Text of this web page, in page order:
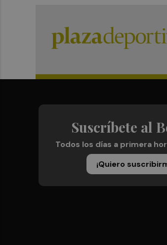
Suscríbete al
Todos los días a primera
¡Quiero